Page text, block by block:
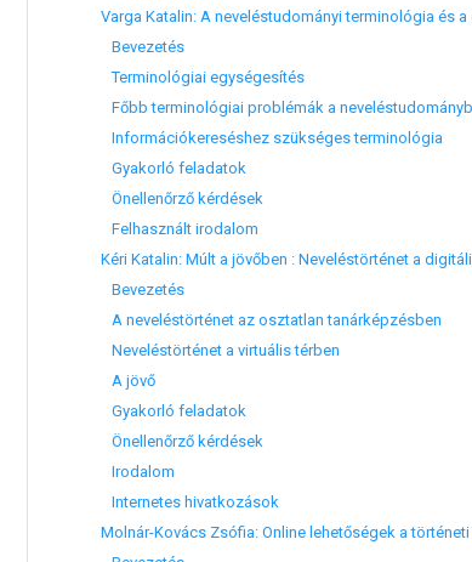
Varga Katalin: A neveléstudományi terminológia és
Bevezetés
Terminológiai egységesítés
Főbb terminológiai problémák a
Információkereséshez szükséges terminológia
Gyakorló feladatok
Önellenőrző kérdések
Felhasznált irodalom
Kéri Katalin: Múlt a jövőben : Neveléstörténet a
Bevezetés
A neveléstörténet az osztatlan tanárképzésben
Neveléstörténet a virtuális térben
A jövő
Gyakorló feladatok
Önellenőrző kérdések
Irodalom
Internetes hivatkozások
Molnár-Kovács Zsófia: Online lehetőségek a